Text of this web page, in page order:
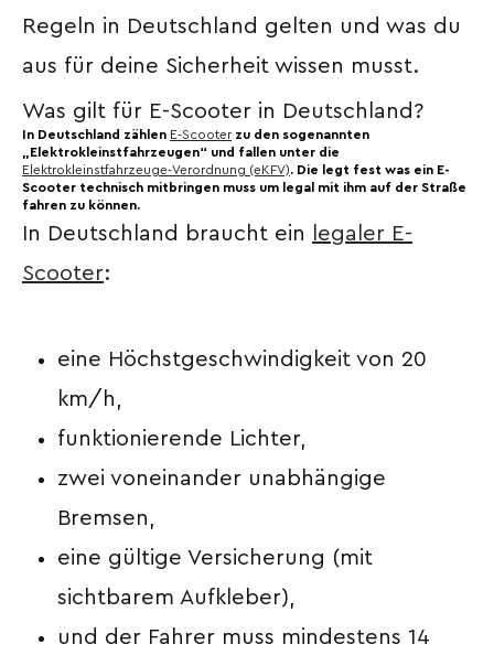
Regeln in Deutschland gelten und was du
aus für deine Sicherheit wissen musst.
Was gilt für E-Scooter in Deutschland?
In Deutschland zählen E-Scooterzu den sogenannten
„Elektrokleinstfahrzeugen“ und fallen unter die
Elektrokleinstfahrzeuge-Verordnung (eKFV). Die legt fest was ein E-
Scooter technisch mitbringen muss um legal mit ihm auf der Straße
fahren zu können.
In Deutschland braucht ein
legaler E-
Scooter:
eine Höchstgeschwindigkeit von 20
km/h,
funktionierende Lichter,
zwei voneinander unabhängige
Bremsen,
eine gültige Versicherung (mit
sichtbarem Aufkleber),
und der Fahrer muss mindestens 14